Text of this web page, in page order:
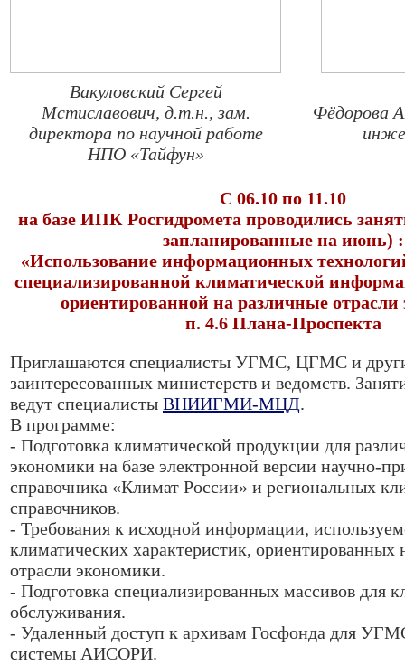
Вакуловский Сергей
Мстиславович, д.т.н., зам.
директора по научной работе
НПО «Тайфун»
Фёдорова
С 06.10 по 11.10
на базе ИПК Росгидромета проводились
запланированные на июнь) :
«Использование информационных
специализированной климатической
ориентированной на различные
п. 4.6 Плана-Проспекта
Приглашаются специалисты УГМС, ЦГМС и
заинтересованных министерств и ведомств.
ведут специалисты ВНИИГМИ-МЦД.
В программе:
- Подготовка климатической продукции для
экономики на базе электронной версии научно-
справочника «Климат России» и региональных
справочников.
- Требования к исходной информации,
климатических характеристик, ориентированных
отрасли экономики.
- Подготовка специализированных массивов для
обслуживания.
- Удаленный доступ к архивам Госфонда для
системы АИСОРИ.